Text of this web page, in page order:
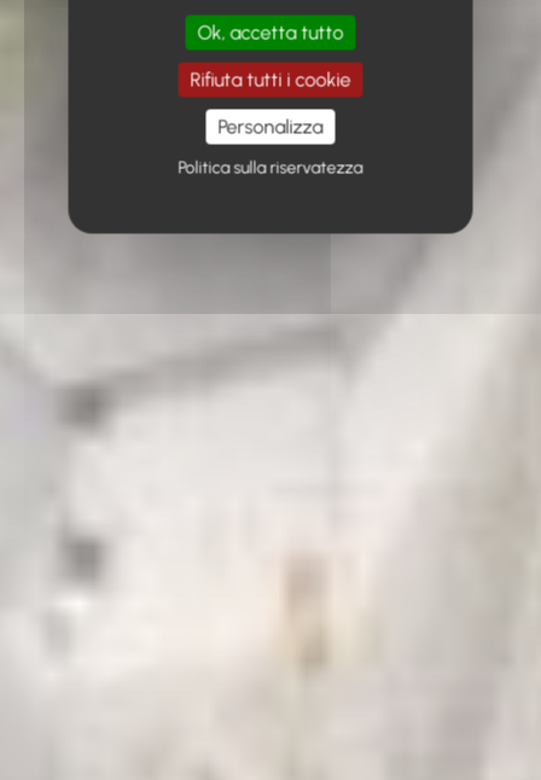
Ok, accetta tutto
Rifiuta tutti i cookie
Personalizza
Politica sulla riservatezza